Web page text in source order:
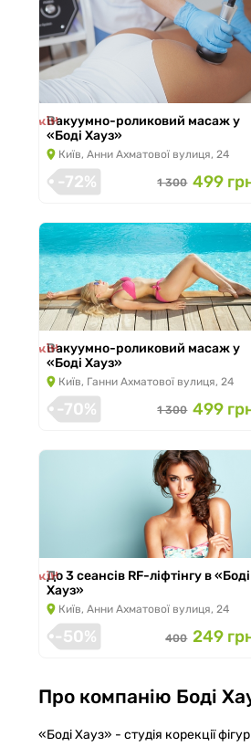
закінчилась
Вакуумно-роликовий масаж у
«Боді Хауз»
Київ, Анни Ахматової вулиця, 24
-72% 1 300 499
закінчилась
Вакуумно-роликовий масаж у
«Боді Хауз»
Київ, Ганни Ахматової вулиця, 24
-70% 1 300 499
закінчилась
До 3 сеансів RF-ліфтінгу в «Боді
Хауз»
Київ, Анни Ахматової вулиця, 24
-50% 400 249
Про компанію Боді
«Боді Хауз» - студія корекції